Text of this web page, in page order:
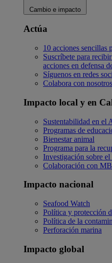
Cambio e impacto
Actúa
10 acciones sencillas
Suscríbete para
acciones en defensa
Síguenos en redes
Colabora con nosotros
Impacto local y en
Sustentabilidad en el
Programas de
Bienestar animal
Programa para la
Investigación sobre el
Colaboración con
Impacto nacional
Seafood Watch
Política y protección
Política de la
Perforación marina
Impacto global